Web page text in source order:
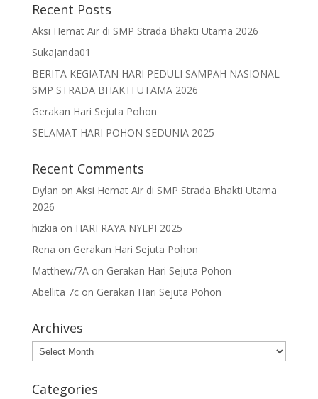
Recent Posts
Aksi Hemat Air di SMP Strada Bhakti Utama 2026
SukaJanda01
BERITA KEGIATAN HARI PEDULI SAMPAH NASIONAL
SMP STRADA BHAKTI UTAMA 2026
Gerakan Hari Sejuta Pohon
SELAMAT HARI POHON SEDUNIA 2025
Recent Comments
Dylan on Aksi Hemat Air di SMP Strada Bhakti Utama
2026
hizkia on HARI RAYA NYEPI 2025
Rena on Gerakan Hari Sejuta Pohon
Matthew/7Aon Gerakan Hari Sejuta Pohon
Abellita 7con Gerakan Hari Sejuta Pohon
Archives
Archives
Categories